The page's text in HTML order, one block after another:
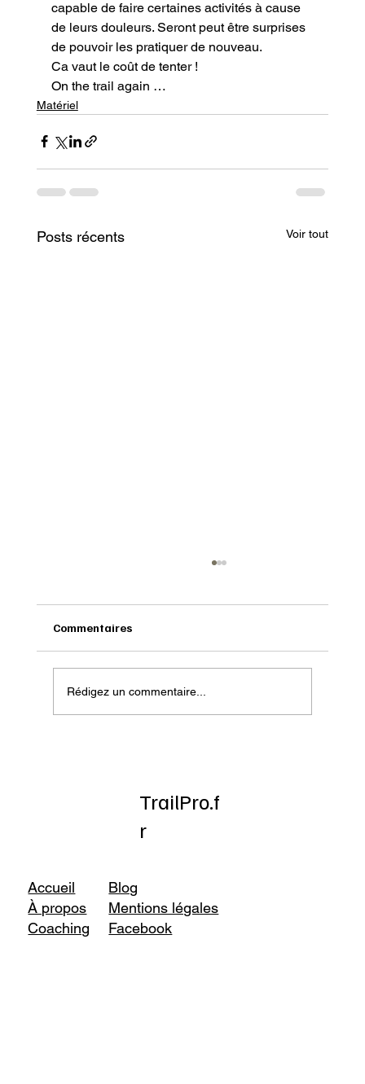
capable de faire certaines activités à cause
de leurs douleurs. Seront peut être surprises
de pouvoir les pratiquer de nouveau.
Ca vaut le coût de tenter !
On the trail again …
Matériel
Posts récents Voir tout
Onatera : Pour affronter l’hiver
Commentaires
Rédigez un commentaire...
TrailPro.f
r
Accueil
À propos
Coaching
Blog
Mentions légales
Facebook